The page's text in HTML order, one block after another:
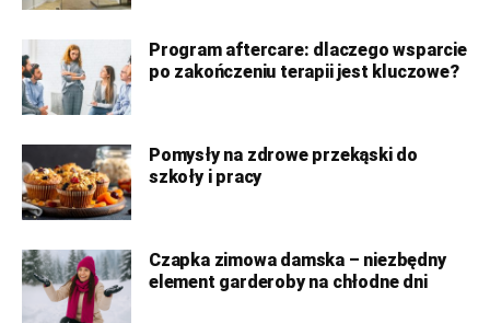
Program aftercare: dlaczego wsparcie
po zakończeniu terapii jest kluczowe?
Pomysły na zdrowe przekąski do
szkoły i pracy
Czapka zimowa damska – niezbędny
element garderoby na chłodne dni